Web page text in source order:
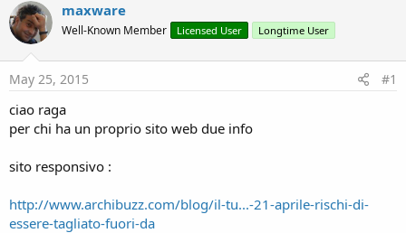
r
e
a
d
s
t
r
e
t
a
r
e
maxware
Well-Known Member Licensed User Longtime User
May 25, 2015 #1
ciao raga
per chi ha un proprio sito web due info
sito responsivo :
http://www.archibuzz.com/blog/il-tu...-21-aprile-rischi-di-
essere-tagliato-fuori-da